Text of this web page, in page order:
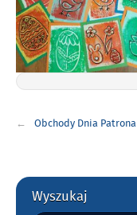
wpisu
Obchody Dnia Patrona
Gorne
Wyszukaj